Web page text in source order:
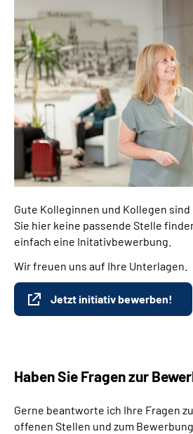
Gute Kolleginnen und Kollegen
Sie hier keine passende Stelle
einfach eine Initativbewerbung.
Wir freuen uns auf Ihre Unterlagen.
Jetzt initiativ bewerben!
Haben Sie Fragen zur
Gerne beantworte ich Ihre Fragen
offenen Stellen und zum